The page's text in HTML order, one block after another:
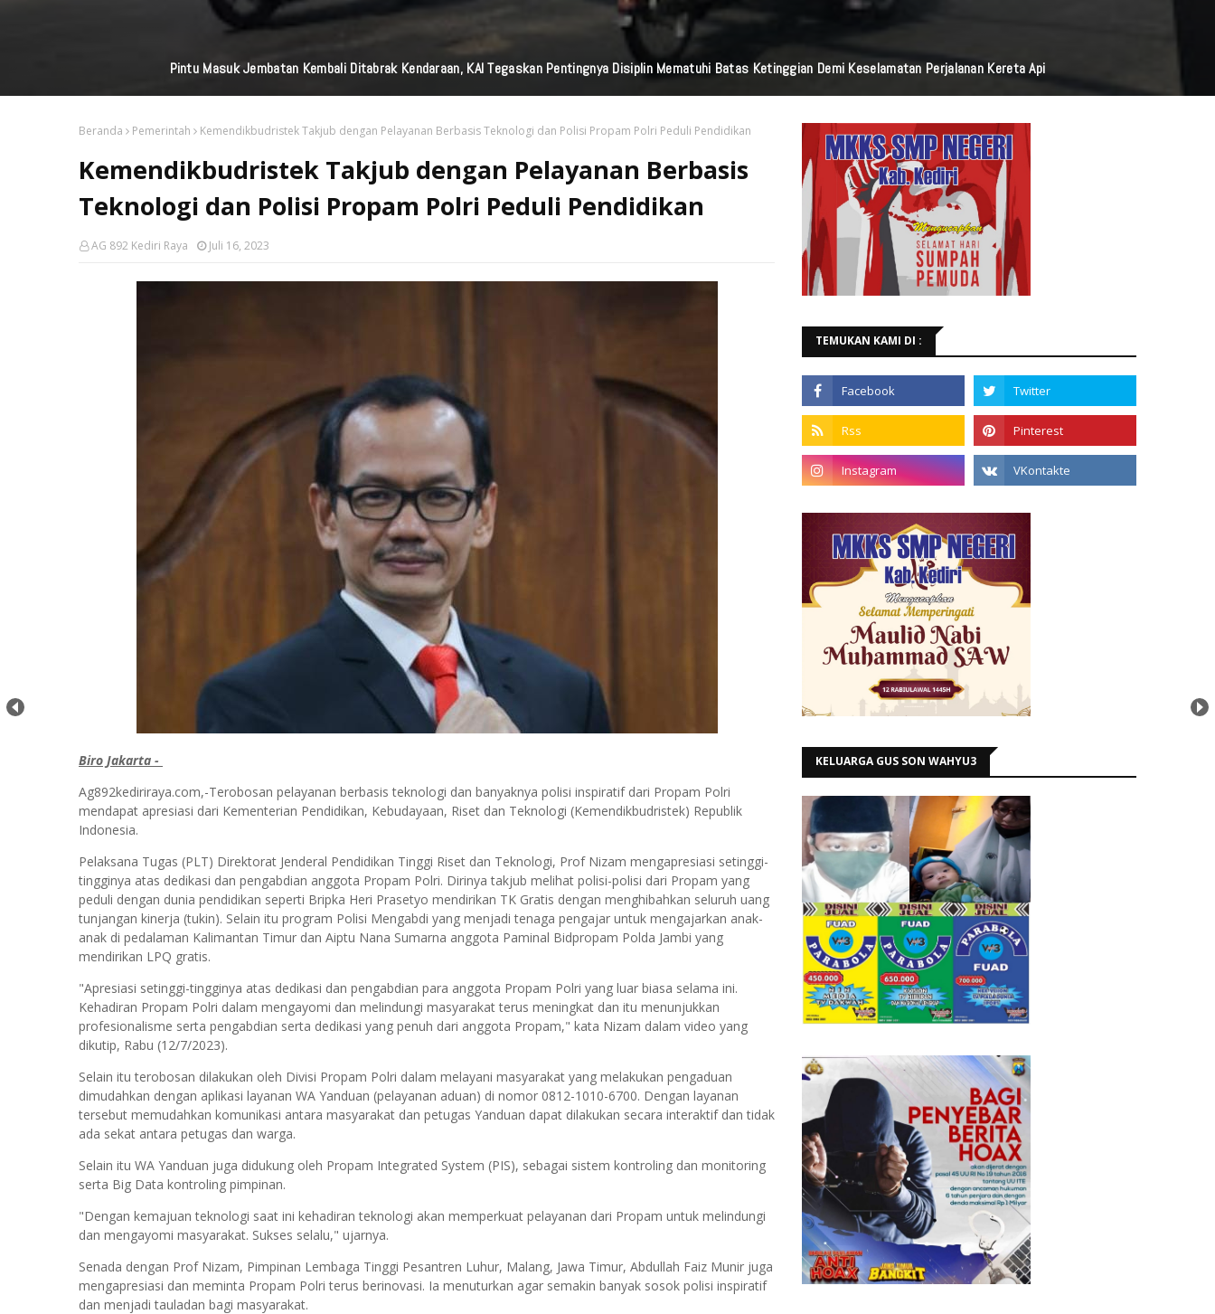
Perkuat Jaringan Media Nasional Dari Pulau Dewata Bali, Garuda TV Bali Dan Garuda FM Bali Resmi Diluncurkan
Beranda Pemerintah Kemendikbudristek Takjub dengan Pelayanan Berbasis Teknologi dan Polisi Propam Polri Peduli Pendidikan
Kemendikbudristek Takjub dengan Pelayanan Berbasis
Teknologi dan Polisi Propam Polri Peduli Pendidikan
AG 892 Kediri Raya Juli 16, 2023
Biro Jakarta -
Ag892kediriraya.com,-Terobosan pelayanan berbasis teknologi dan banyaknya polisi inspiratif dari Propam Polri
mendapat apresiasi dari Kementerian Pendidikan, Kebudayaan, Riset dan Teknologi (Kemendikbudristek) Republik
Indonesia.
Pelaksana Tugas (PLT) Direktorat Jenderal Pendidikan Tinggi Riset dan Teknologi, Prof Nizam mengapresiasi setinggi-
tingginya atas dedikasi dan pengabdian anggota Propam Polri. Dirinya takjub melihat polisi-polisi dari Propam yang
peduli dengan dunia pendidikan seperti Bripka Heri Prasetyo mendirikan TK Gratis dengan menghibahkan seluruh uang
tunjangan kinerja (tukin). Selain itu program Polisi Mengabdi yang menjadi tenaga pengajar untuk mengajarkan anak-
anak di pedalaman Kalimantan Timur dan Aiptu Nana Sumarna anggota Paminal Bidpropam Polda Jambi yang
mendirikan LPQ gratis.
"Apresiasi setinggi-tingginya atas dedikasi dan pengabdian para anggota Propam Polri yang luar biasa selama ini.
Kehadiran Propam Polri dalam mengayomi dan melindungi masyarakat terus meningkat dan itu menunjukkan
profesionalisme serta pengabdian serta dedikasi yang penuh dari anggota Propam," kata Nizam dalam video yang
dikutip, Rabu (12/7/2023).
Selain itu terobosan dilakukan oleh Divisi Propam Polri dalam melayani masyarakat yang melakukan pengaduan
dimudahkan dengan aplikasi layanan WA Yanduan (pelayanan aduan) di nomor 0812-1010-6700. Dengan layanan
tersebut memudahkan komunikasi antara masyarakat dan petugas Yanduan dapat dilakukan secara interaktif dan tidak
ada sekat antara petugas dan warga.
Selain itu WA Yanduan juga didukung oleh Propam Integrated System (PIS), sebagai sistem kontroling dan monitoring
serta Big Data kontroling pimpinan.
"Dengan kemajuan teknologi saat ini kehadiran teknologi akan memperkuat pelayanan dari Propam untuk melindungi
dan mengayomi masyarakat. Sukses selalu," ujarnya.
Senada dengan Prof Nizam, Pimpinan Lembaga Tinggi Pesantren Luhur, Malang, Jawa Timur, Abdullah Faiz Munir juga
mengapresiasi dan meminta Propam Polri terus berinovasi. Ia menuturkan agar semakin banyak sosok polisi inspiratif
dan menjadi tauladan bagi masyarakat.
TEMUKAN KAMI DI :
KELUARGA GUS SON WAHYU3